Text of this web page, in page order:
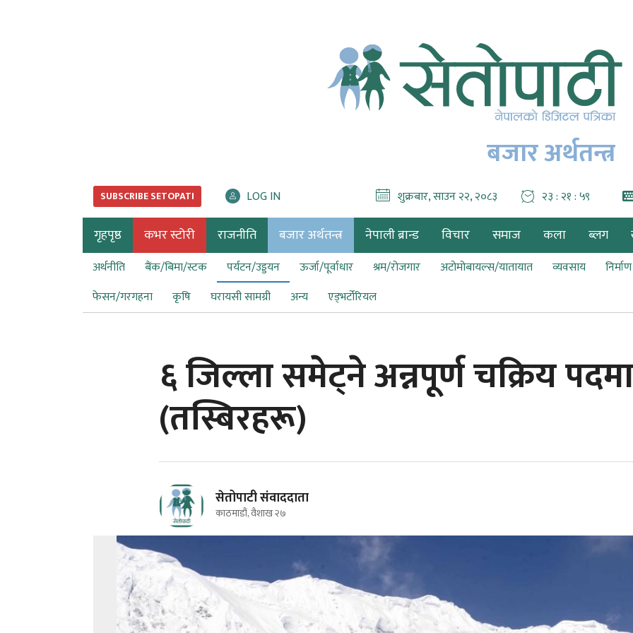
बजार अर्थतन्त्र
SUBSCRIBE SETOPATI LOG IN शुक्रबार, साउन २२, २०८३ २३ : २२ : ०१
गृहपृष्ठ कभर स्टोरी राजनीति बजार अर्थतन्त्र नेपाली ब्रान्ड विचार समाज कला ब्लग
अर्थनीति बैंक/बिमा/स्टक पर्यटन/उड्डयन ऊर्जा/पूर्वाधार श्रम/रोजगार अटोमोबायल्स/यातायात व्यवसाय
फेसन/गरगहना
कृषि घरायसी सामग्री अन्य एड्भर्टोरियल
६ जिल्ला समेट्ने अन्नपूर्ण चक्रिय
(तस्बिरहरू)
सेतोपाटी संवाददाता
काठमाडौं, वैशाख २७